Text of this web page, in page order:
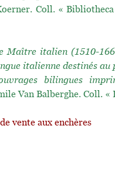
Coll. «
Maître italien (1510-
italienne destinés
bilingues
Van Balberghe. Coll. «
vente aux enchères